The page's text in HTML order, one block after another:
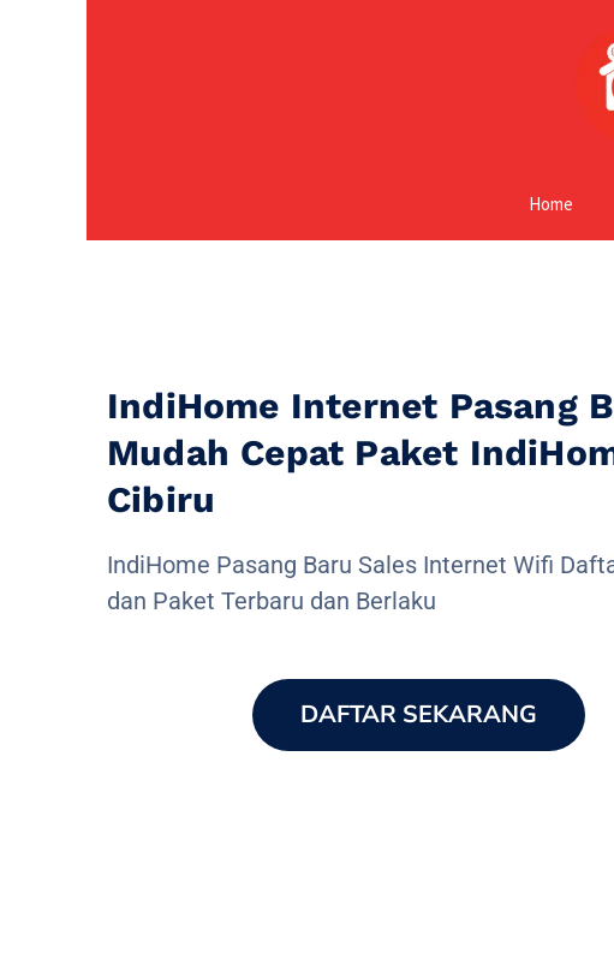
Home
IndiHome Internet Pasang
Mudah Cepat Paket
Cibiru
IndiHome Pasang Baru Sales Internet Wifi
dan Paket Terbaru dan Berlaku
DAFTAR SEKARANG